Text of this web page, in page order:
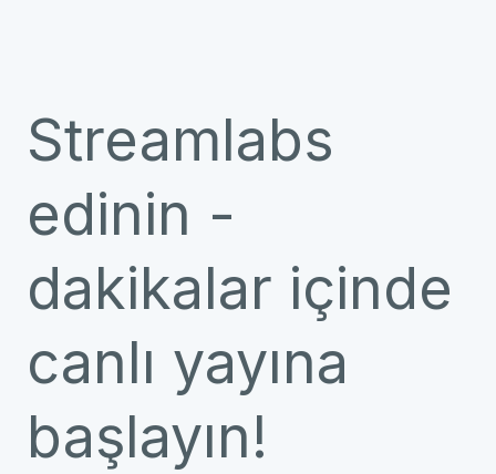
Streamlabs
edinin -
dakikalar içinde
canlı yayına
başlayın!